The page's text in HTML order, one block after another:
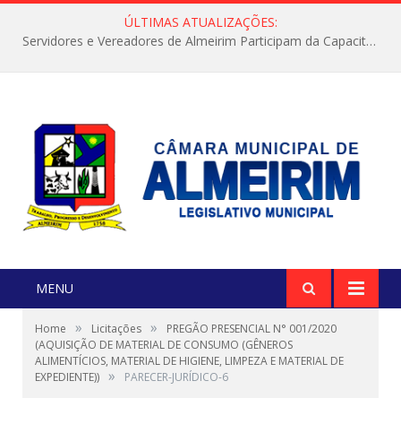
ÚLTIMAS ATUALIZAÇÕES:
Servidores e Vereadores de Almeirim Participam da Capacitação “Orientar é a Nossa Missão”
MENU
Home » Licitações »
PREGÃO PRESENCIAL N° 001/2020
(AQUISIÇÃO DE MATERIAL DE CONSUMO (GÊNEROS
ALIMENTÍCIOS, MATERIAL DE HIGIENE, LIMPEZA E MATERIAL DE
EXPEDIENTE)) » PARECER-JURÍDICO-6